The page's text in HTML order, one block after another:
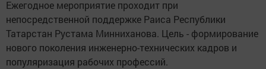
Ежегодное мероприятие проходит при
непосредственной поддержке Раиса Республики
Татарстан Рустама Минниханова. Цель - формирование
нового поколения инженерно-технических кадров и
популяризация рабочих профессий.